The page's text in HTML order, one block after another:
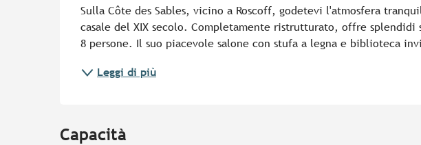
Sulla Côte des Sables, vicino a Roscoff, godetevi l'atmosfera
casale del XIX secolo. Completamente ristrutturato, offre
8 persone. Il suo piacevole salone con stufa a legna e biblioteca
Leggi di più
Capacità